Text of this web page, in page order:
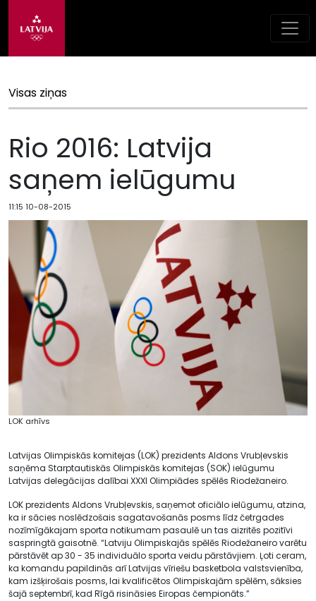
Visas ziņas
Rio 2016: Latvija
saņem ielūgumu
11:15 10-08-2015
LOK arhīvs
Latvijas Olimpiskās komitejas (LOK) prezidents Aldons Vrubļevskis
saņēma Starptautiskās Olimpiskās komitejas (SOK) ielūgumu
Latvijas delegācijas dalībai XXXI Olimpiādes spēlēs Riodežaneiro.
LOK prezidents Aldons Vrubļevskis, saņemot oficiālo ielūgumu, atzina,
ka ir sācies noslēdzošais sagatavošanās posms līdz četrgades
nozīmīgākajam sporta notikumam pasaulē un tas aizritēs pozitīvi
saspringtā gaisotnē. “Latviju Olimpiskajās spēlēs Riodežaneiro varētu
pārstāvēt ap 30 - 35 individuālo sporta veidu pārstāvjiem. Ļoti ceram,
ka komandu papildinās arī Latvijas vīriešu basketbola valstsvienība,
kam izšķirošais posms, lai kvalificētos Olimpiskajām spēlēm, sāksies
šajā septembrī, kad Rīgā risināsies Eiropas čempionāts.”